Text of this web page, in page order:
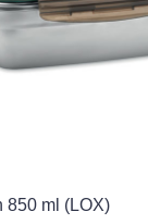
850 ml (LOX)